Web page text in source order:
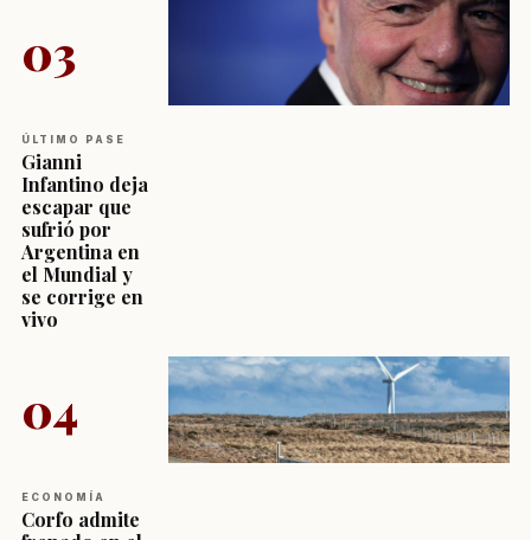
03
ÚLTIMO PASE
Gianni
Infantino deja
escapar que
sufrió por
Argentina en
el Mundial y
se corrige en
vivo
04
ECONOMÍA
Corfo admite